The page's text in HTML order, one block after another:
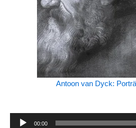
Antoon van Dyck:
Audio-
00:00